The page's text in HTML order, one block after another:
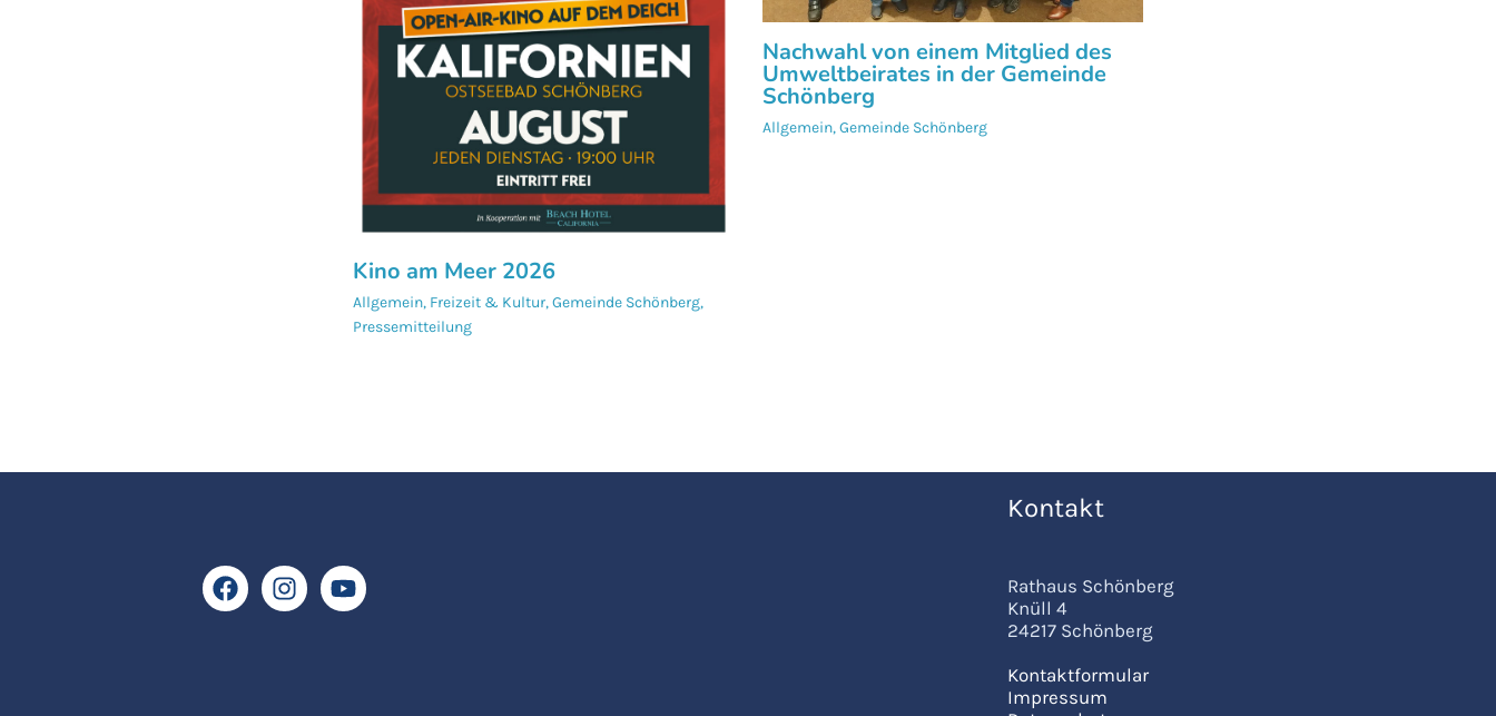
Kino am Meer 2026
Allgemein, Freizeit & Kultur,Gemeinde Schönberg,
Pressemitteilung
Nachwahl von einem Mitglied des
Umweltbeirates in der Gemeinde
Schönberg
Allgemein,Gemeinde Schönberg
Kontakt
Rathaus Schönberg
Knüll 4
24217 Schönberg
Kontaktformular
Impressum